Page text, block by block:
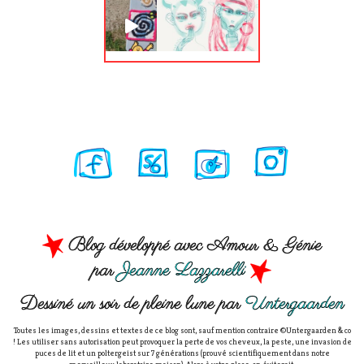
Blog développé avec Amour & Génie
parJeanne Lazzarelli
Dessiné un soir de pleine lune parUntergaarden
Toutes les images, dessins et textes de ce blog sont, sauf mention contraire ©Untergaarden & co
! Les utiliser sans autorisation peut provoquer la perte de vos cheveux, la peste, une invasion de
puces de lit et un poltergeist sur 7 générations (prouvé scientifiquement dans notre